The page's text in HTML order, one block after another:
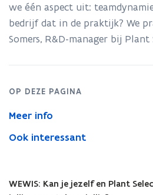
maatwerk
met
we één aspect uit:
bedrijf dat in de praktijk? We
Somers, R&D-manager bij Plant
OP DEZE PAGINA
Meer info
Ook interessant
WEWIS: Kan je jezelf en Plant